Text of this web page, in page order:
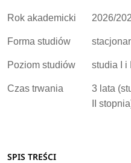
Rok akademicki 2026/
Forma studiów
Poziom studiów studia I i
Czas trwania
3 lata
II
SPIS TREŚCI